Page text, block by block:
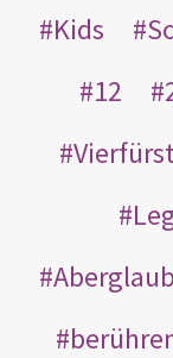
Kids
12